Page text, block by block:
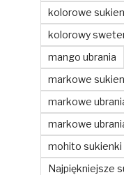
kolorowe
kolorowy
mango ubrania
markowe
markowe
markowe
mohito sukienki
Najpiękniejsze